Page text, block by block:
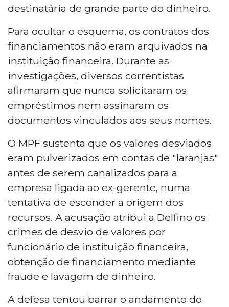
destinatária de grande parte do dinheiro.
Para ocultar o esquema, os contratos dos
financiamentos não eram arquivados na
instituição financeira. Durante as
investigações, diversos correntistas
afirmaram que nunca solicitaram os
empréstimos nem assinaram os
documentos vinculados aos seus nomes.
O MPF sustenta que os valores desviados
eram pulverizados em contas de "laranjas"
antes de serem canalizados para a
empresa ligada ao ex-gerente, numa
tentativa de esconder a origem dos
recursos. A acusação atribui a Delfino os
crimes de desvio de valores por
funcionário de instituição financeira,
obtenção de financiamento mediante
fraude e lavagem de dinheiro.
A defesa tentou barrar o andamento do